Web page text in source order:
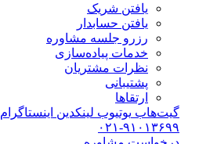
یافتن شریک
یافتن حسابدار
رزرو جلسه مشاوره
خدمات پیاده‌سازی
نظرات مشتریان
پشتیبانی
ارتقاها
گیت‌هاب یوتیوب لینکدین اینستاگرام
۰۲۱-۹۱۰۱۳۶۹۹